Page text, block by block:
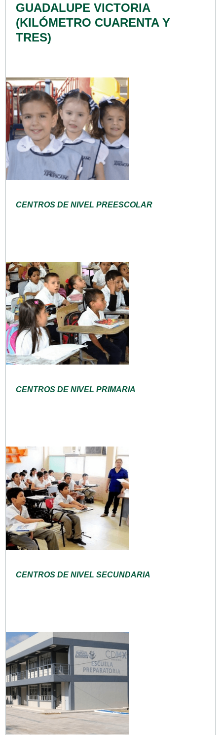
GUADALUPE VICTORIA
(KILÓMETRO CUARENTA Y
TRES)
CENTROS DE NIVEL PREESCOLAR
CENTROS DE NIVEL PRIMARIA
CENTROS DE NIVEL SECUNDARIA